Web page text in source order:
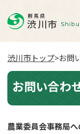
渋川市トップ>お問
お問い合わ
農業委員会事務局